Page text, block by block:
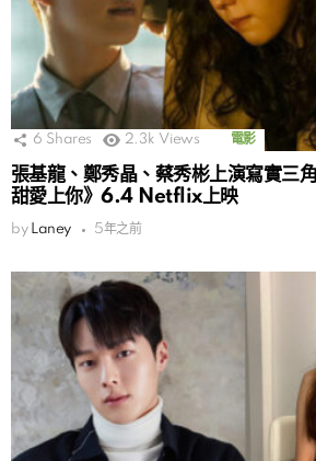
6 Shares 2.3k Views 電影
張基龍、鄭秀晶、蔡秀彬上演寫實三
甜愛上你》6.4 Netflix上映
by Laney 5年之前